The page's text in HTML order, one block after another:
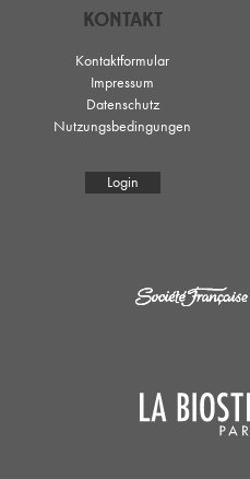
KONTAKT
Kontaktformular
Impressum
Datenschutz
Nutzungsbedingungen
Login